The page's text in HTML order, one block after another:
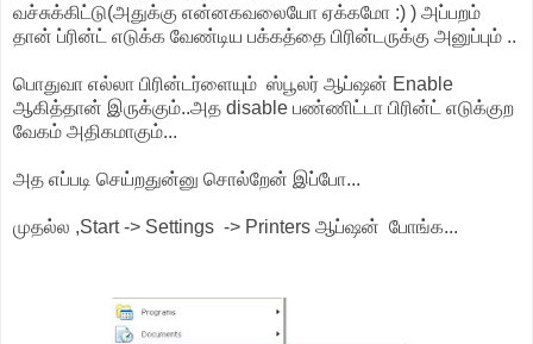
வச்சுக்கிட்டு(அதுக்கு என்னகவலையோ ஏக்கமோ :) ) அப்பறம்
தான் ப்ரின்ட் எடுக்க வேண்டிய பக்கத்தை பிரின்டருக்கு அனுப்பும் ..
பொதுவா எல்லா பிரின்டர்ளையும் ஸ்பூலர் ஆப்ஷன் Enable
ஆகித்தான் இருக்கும்..அத disable பண்ணிட்டா பிரின்ட் எடுக்குற
வேகம் அதிகமாகும்...
அத எப்படி செய்றதுன்னு சொல்றேன் இப்போ...
முதல்ல ,Start -> Settings -> Printers ஆப்ஷன் போங்க...